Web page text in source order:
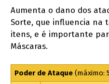
Aumenta o dano dos
Sorte, que influencia na
itens, e é importante
Máscaras.
Poder de Ataque (máximo: